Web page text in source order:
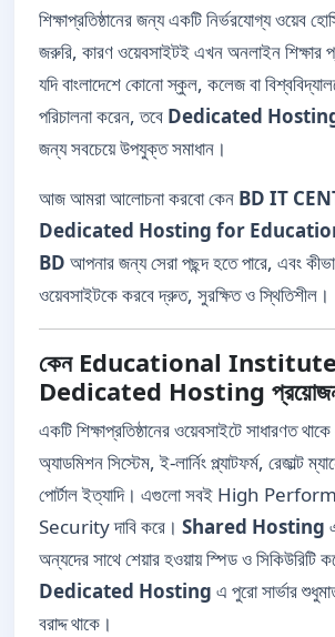
শিক্ষাপ্রতিষ্ঠানের জন্য একটি নির্ভরযোগ্য ওয়েব
জরুরি, কারণ ওয়েবসাইটই এখন অনলাইন শিক্ষার
যদি বাংলাদেশে কোনো স্কুল, কলেজ বা
পরিচালনা করেন, তবে Dedicated
জন্য সবচেয়ে উপযুক্ত সমাধান।
আজ আমরা আলোচনা করবো কেন BD IT
Dedicated Hosting for
BD আপনার জন্য সেরা পছন্দ হতে পারে, এবং
ওয়েবসাইটকে করবে দ্রুত, সুরক্ষিত ও স্থিতিশীল।
কেন Educational
Dedicated Hosting
একটি শিক্ষাপ্রতিষ্ঠানের ওয়েবসাইটে সাধারণত
অ্যাডমিশন সিস্টেম, ই-লার্নিং প্ল্যাটফর্ম, রেজাল্ট
পোর্টাল ইত্যাদি। এগুলো সবই High
Security দাবি করে। Shared Hosting
অন্যদের সাথে শেয়ার হওয়ায় স্পিড ও সিকিউরিটি
Dedicated Hosting এ পুরো সার্ভার
বরাদ্দ থাকে।